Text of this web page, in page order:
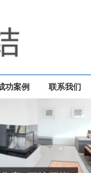
功案例 联系我们